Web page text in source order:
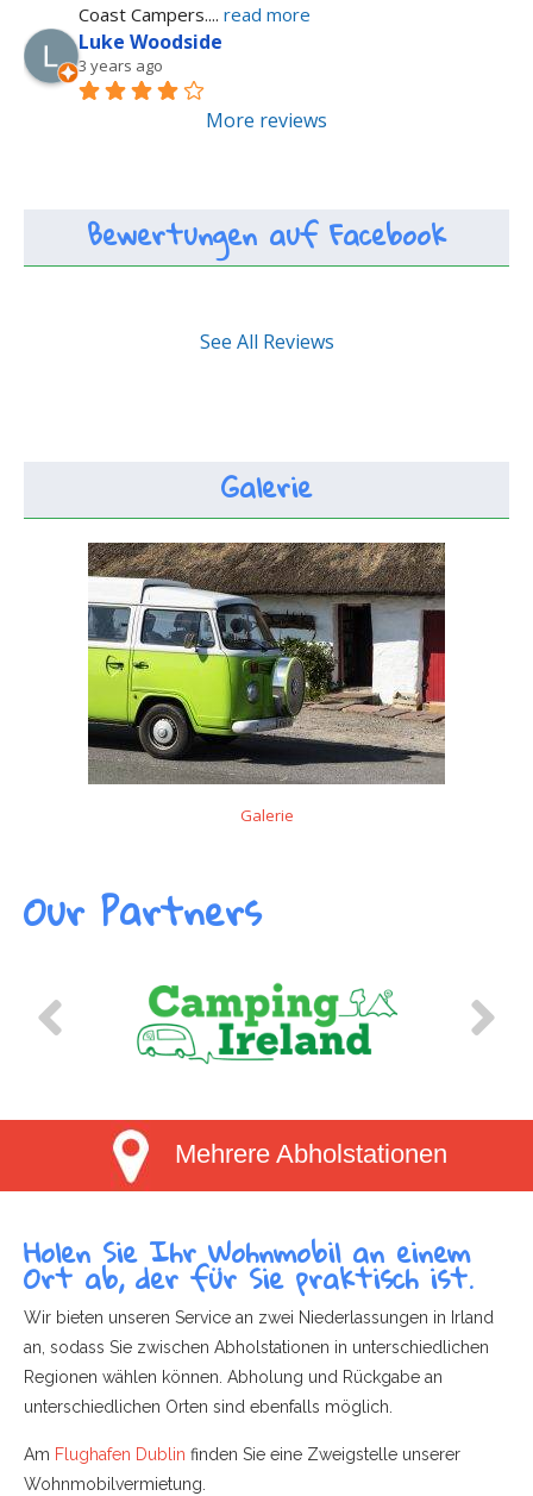
Coast Campers.... read more
Luke Woodside
3 years ago
More reviews
Bewertungen auf Facebook
See All Reviews
Galerie
Galerie
Our Partners
Mehrere Abholstationen
Holen Sie Ihr Wohnmobil an einem
Ort ab, der für Sie praktisch ist.
Wir bieten unseren Service an zwei Niederlassungen in Irland
an, sodass Sie zwischen Abholstationen in unterschiedlichen
Regionen wählen können. Abholung und Rückgabe an
unterschiedlichen Orten sind ebenfalls möglich.
Am Flughafen Dublin finden Sie eine Zweigstelle unserer
Wohnmobilvermietung.